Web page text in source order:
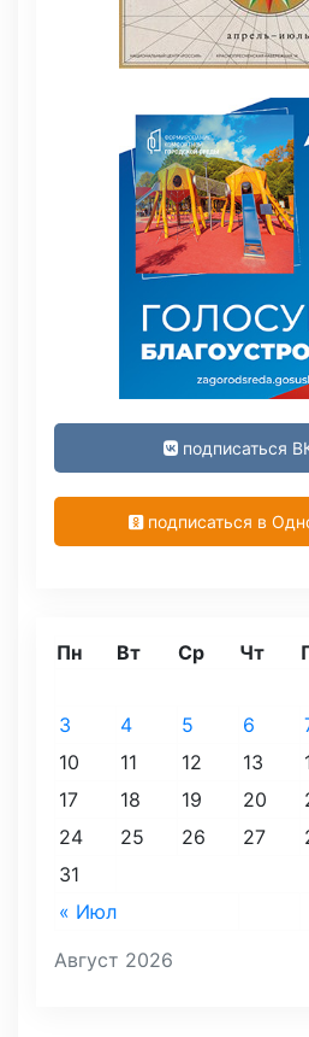
подписаться
подписаться в
Август 2026
Пн Вт Ср Чт
« Июл
3
4 5 6
10
11 12 13
17
18 19 20
24
25 26 27
31